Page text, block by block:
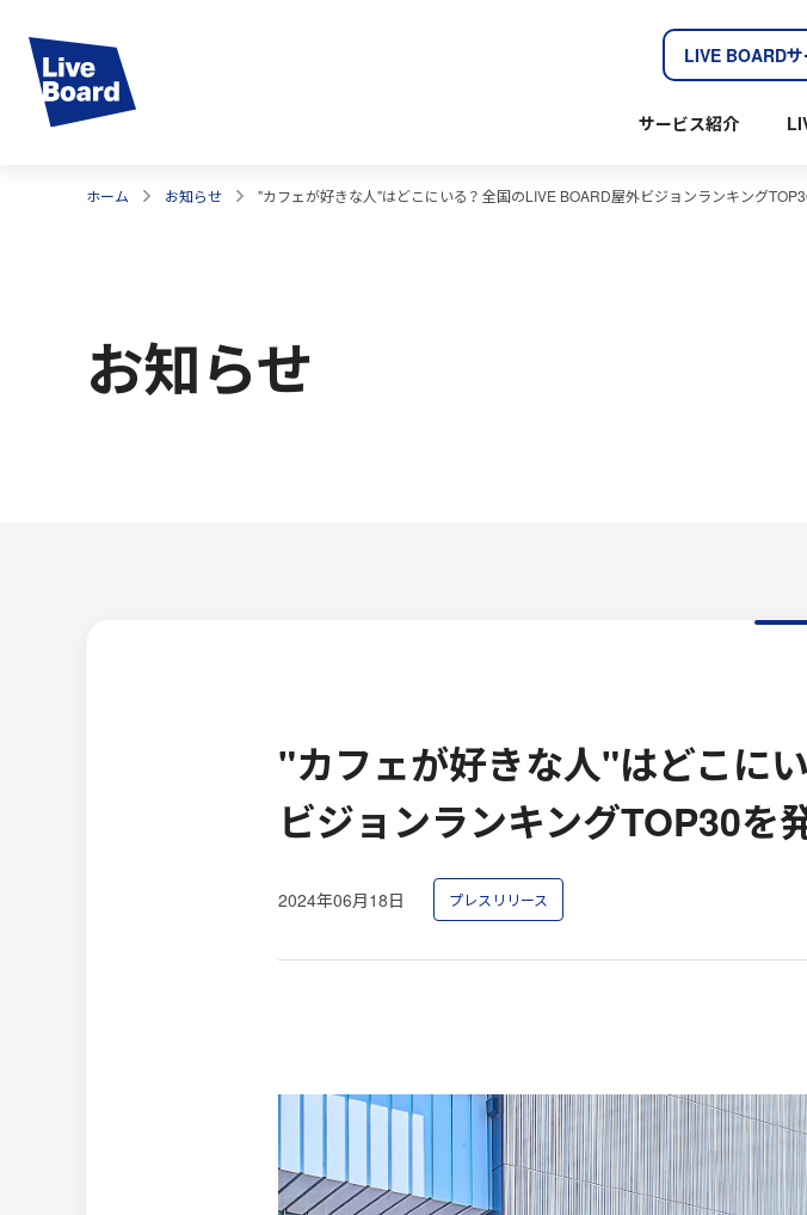
LIVE BOARDサ
サービス紹介
ホーム お知らせ "カフェが好きな人"はどこにいる？ 全国のLIVE BOARD屋外ビジョンランキング
お知らせ
"カフェが好きな人"はどこに
ビジョンランキングTOP30を
2024年06月18日 プレスリリース